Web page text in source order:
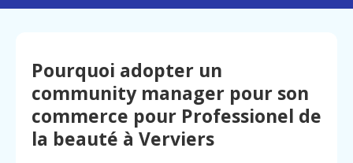
Pourquoi adopter un
community manager pour son
commerce pour Professionel de
la beauté à Verviers